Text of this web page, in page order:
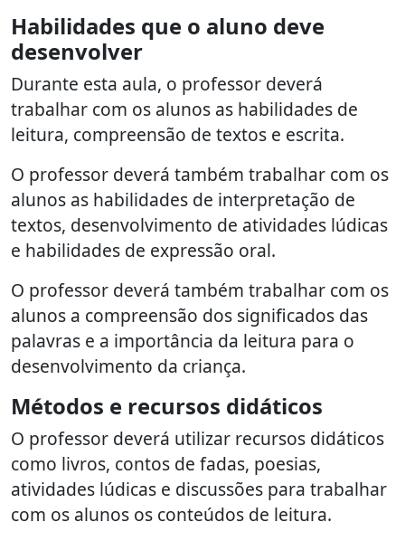
Habilidades que o aluno deve
desenvolver
Durante esta aula, o professor deverá
trabalhar com os alunos as habilidades de
leitura, compreensão de textos e escrita.
O professor deverá também trabalhar com os
alunos as habilidades de interpretação de
textos, desenvolvimento de atividades lúdicas
e habilidades de expressão oral.
O professor deverá também trabalhar com os
alunos a compreensão dos significados das
palavras e a importância da leitura para o
desenvolvimento da criança.
Métodos e recursos didáticos
O professor deverá utilizar recursos didáticos
como livros, contos de fadas, poesias,
atividades lúdicas e discussões para trabalhar
com os alunos os conteúdos de leitura.